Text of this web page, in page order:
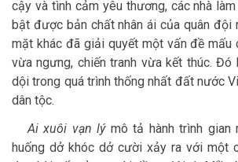
cậy và tình cảm yêu thương, các nhà
bật được bản chất nhân ái của quân đội
mặt khác đã giải quyết một vấn đề mấu
vừa ngưng, chiến tranh vừa kết thúc.
dội trong quá trình thống nhất đất nước
dân tộc.
Ai xuôi vạn lýmô tả hành trình gian
huống dở khóc dở cười xảy ra với một